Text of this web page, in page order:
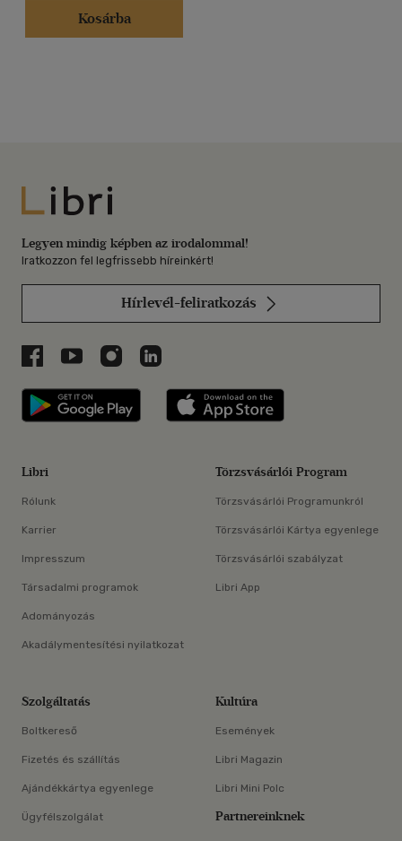
Kosárba
Libri
Legyen mindig képben az irodalommal!
Iratkozzon fel legfrissebb híreinkért!
Hírlevél-feliratkozás
Libri a Facebookon
Libri a Youtube-on
Libri az Instagramon
Libri a LinkedInen
Libri applikáció Szerezd meg: Google
Libri
Rólunk
Karrier
Impresszum
Társadalmi programok
Adományozás
Akadálymentesítési nyilatkozat
Törzsvásárlói Program
Törzsvásárlói Programunkról
Törzsvásárlói Kártya egyenlege
Törzsvásárlói szabályzat
Libri App
Szolgáltatás
Boltkereső
Fizetés és szállítás
Ajándékkártya egyenlege
Ügyfélszolgálat
Kultúra
Események
Libri Magazin
Libri Mini Polc
Partnereinknek